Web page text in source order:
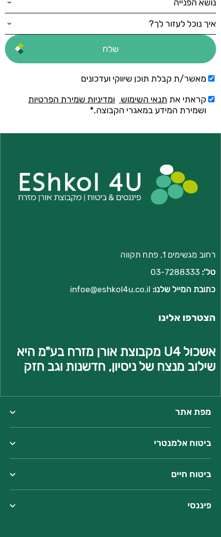
מאשר/ת קבלת תוכן שיווקי ועדכונים
קראתי את תנאי השימוש
ומדיניות שמירת הפרטיות
ושמירת המידע במאגרי הקבוצה.*
רחוב מגשימים 1, פתח תקווה
טל': 03-7288333
כתובת המייל שלנו: eshkol4u.co.il
הצטרפו אלינו
אשכול U4 מקבוצת אורן מזרח בע"מ היא
שילוב מנצח של ניסיון, חדשנות וגב חזק
מפת אתר
ביטוח אלמנטרי
ביטוח חיים
פיננסי